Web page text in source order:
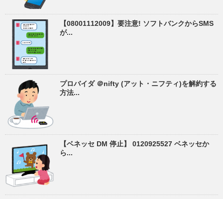
【08001112009】要注意! ソフトバンクからSMS
が...
プロバイダ ＠nifty (アット・ニフティ)を解約する
方法...
【ベネッセ DM 停止】 0120925527 ベネッセか
ら...